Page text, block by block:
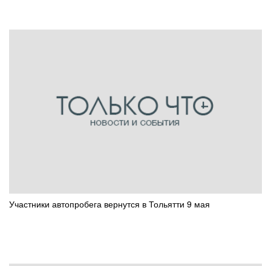
Участники автопробега вернутся в Тольятти 9 мая